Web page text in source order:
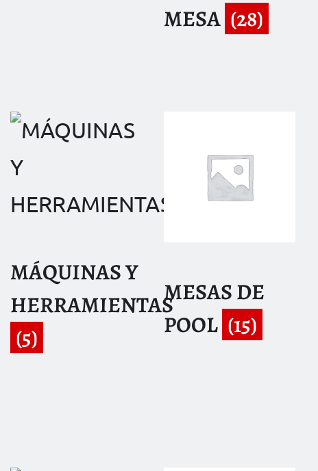
MESA (28)
MÁQUINAS Y
HERRAMIENTAS
(5)
MESAS DE
POOL (15)